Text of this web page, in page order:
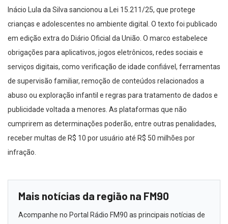
Inácio Lula da Silva sancionou a Lei 15.211/25, que protege
crianças e adolescentes no ambiente digital. O texto foi publicado
em edição extra do Diário Oficial da União. O marco estabelece
obrigações para aplicativos, jogos eletrônicos, redes sociais e
serviços digitais, como verificação de idade confiável, ferramentas
de supervisão familiar, remoção de conteúdos relacionados a
abuso ou exploração infantil e regras para tratamento de dados e
publicidade voltada a menores. As plataformas que não
cumprirem as determinações poderão, entre outras penalidades,
receber multas de R$ 10 por usuário até R$ 50 milhões por
infração.
Mais notícias da região na FM90
Acompanhe no Portal Rádio FM90 as principais notícias de